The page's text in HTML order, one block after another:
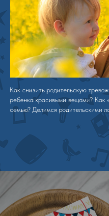
Как снизить родительскую
ребенка красивыми вещами? Как
семью? Делимся родительскими